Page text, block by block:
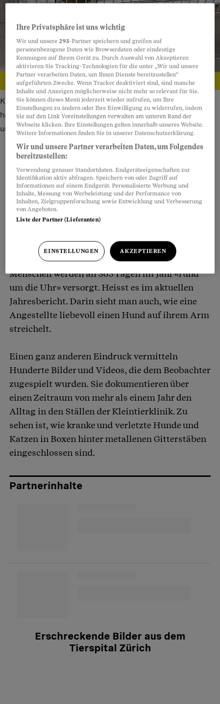
Katze in verschmutztem Käfig: Gemäss einer internen Mail
häuften sich Beschwerden wegen «kot- und
urinverschmierter» Tiere. Bild: Privat
Teilen Anhören Merken Kommentare
Artikel teilen
Die Kleintierklinik ist das Herzstück des
Zürcher Tierspitals, einer der grössten
jährlich über 28’000 tierischen Patienten sind
Hunde und Katzen. Die treuen Begleiter der
Menschen werden an 365 Tagen im Jahr «rund
um die Uhr» versorgt. Heisst es im aktuellen
Jahresbericht. Darin sieht man auch, wie eine
Angestellte liebevoll einen Hund auf ihrem Arm
streichelt.
Einen ganz anderen Eindruck vermitteln
Hunderte Bilder und Videos, die dem Beobachter
zugespielt wurden. Sie dokumentieren über
einen Zeitraum von mehr als einem Jahr den
Alltag in den Ställen der Kleintierklinik. Zu
sehen ist, wie kranke und verletzte Hunde und
Katzen in Boxen hinter metallenen Gitterstäben
eingeschlossen sind.
Partnerinhalte
Erschreckende Bilder aus dem
Tierspital Zürich
Ihre Privatsphäre ist uns wichtig
Wir und unsere293-Partner speichern und greifen auf
personenbezogene Daten wie Browserdaten oder eindeutige
Kennungen auf Ihrem Gerät zu. Durch Auswahl von Akzeptieren
aktivieren Sie Tracking-Technologien für die unter „Wir und unsere
Partner verarbeiten Daten, um Ihnen Dienste bereitzustellen“
aufgeführten Zwecke. Wenn Tracker deaktiviert sind, sind manche
Inhalte und Anzeigen möglicherweise nicht mehr so relevant für Sie.
Sie können dieses Menü jederzeit wieder aufrufen, um Ihre
Einstellungen zu ändern oder Ihre Einwilligung zu widerrufen, indem
Sie auf den Link Voreinstellungen verwalten am unteren Rand der
Webseite klicken. Ihre Einstellungen gelten innerhalb unseres Website.
Weitere Informationen finden Sie in unserer Datenschutzerklärung.
Wir und unsere Partner verarbeiten Daten, um Folgendes
bereitzustellen:
Verwendung genauer Standortdaten. Endgeräteeigenschaften zur
Identifikation aktiv abfragen. Speichern von oder Zugriff auf
Informationen auf einem Endgerät. Personalisierte Werbung und
Inhalte, Messung von Werbeleistung und der Performance von
Inhalten, Zielgruppenforschung sowie Entwicklung und Verbesserung
von Angeboten.
Liste der Partner (Lieferanten)
EINSTELLUNGEN AKZEPTIEREN